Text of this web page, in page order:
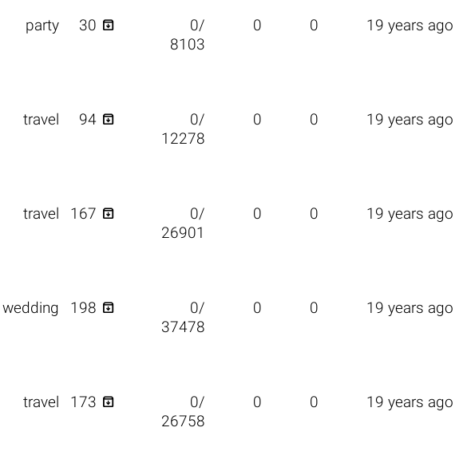
party 30 
0/
8103
0 0 19 years ago
travel 94 
0/
12278
0 0 19 years ago
travel 167 
0/
26901
0 0 19 years ago
wedding 198 
0/
37478
0 0 19 years ago
travel 173 
0/
26758
0 0 19 years ago